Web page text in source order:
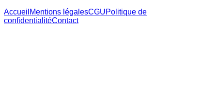
Accueil Mentions légalesCGUPolitique de
confidentialitéContact